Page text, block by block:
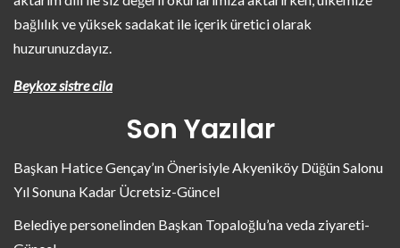
bağlılık ve yüksek sadakat ile içerik üretici olarak
huzurunuzdayız.
Beykoz sistre cila
Son Yazılar
Başkan Hatice Gençay’ın Önerisiyle Akyeniköy Düğün Salonu
Yıl Sonuna Kadar Ücretsiz-Güncel
Belediye personelinden Başkan Topaloğlu’na veda ziyareti-